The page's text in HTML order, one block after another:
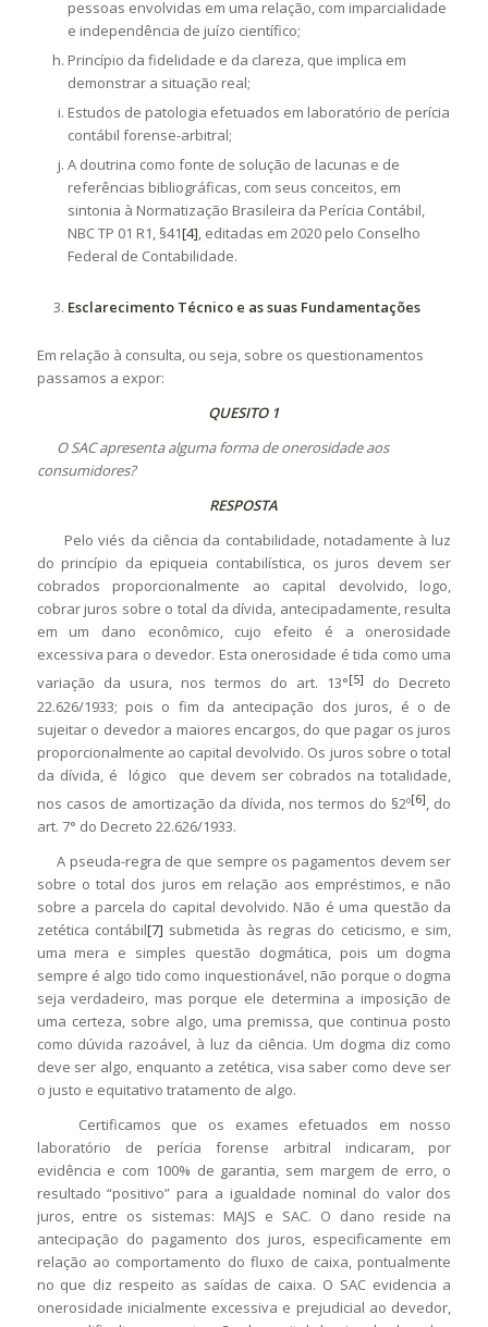
pessoas envolvidas em uma relação, com imparcialidade
e independência de juízo científico;
Princípio da fidelidade e da clareza, que implica em
demonstrar a situação real;
Estudos de patologia efetuados em laboratório de perícia
contábil forense-arbitral;
A doutrina como fonte de solução de lacunas e de
referências bibliográficas, com seus conceitos, em
sintonia à Normatização Brasileira da Perícia Contábil,
NBC TP 01 R1, §41[4], editadas em 2020 pelo Conselho
Federal de Contabilidade.
Esclarecimento Técnico e as suas Fundamentações
Em relação à consulta, ou seja, sobre os questionamentos
passamos a expor:
QUESITO 1
O SAC apresenta alguma forma de onerosidade aos
consumidores?
RESPOSTA
Pelo viés da ciência da contabilidade, notadamente à luz
do princípio da epiqueia contabilística, os juros devem ser
cobrados proporcionalmente ao capital devolvido, logo,
cobrar juros sobre o total da dívida, antecipadamente, resulta
em um dano econômico, cujo efeito é a onerosidade
excessiva para o devedor. Esta onerosidade é tida como uma
variação da usura, nos termos do art. 13°[5]
do Decreto
22.626/1933; pois o fim da antecipação dos juros, é o de
sujeitar o devedor a maiores encargos, do que pagar os juros
proporcionalmente ao capital devolvido. Os juros sobre o total
da dívida, é lógico que devem ser cobrados na totalidade,
nos casos de amortização da dívida, nos termos do §2º[6], do
art. 7° do Decreto 22.626/1933.
A pseuda-regra de que sempre os pagamentos devem ser
sobre o total dos juros em relação aos empréstimos, e não
sobre a parcela do capital devolvido. Não é uma questão da
zetética contábil[7] submetida às regras do ceticismo, e sim,
uma mera e simples questão dogmática, pois um dogma
sempre é algo tido como inquestionável, não porque o dogma
seja verdadeiro, mas porque ele determina a imposição de
uma certeza, sobre algo, uma premissa, que continua posto
como dúvida razoável, à luz da ciência. Um dogma diz como
deve ser algo, enquanto a zetética, visa saber como deve ser
o justo e equitativo tratamento de algo.
Certificamos que os exames efetuados em nosso
laboratório de perícia forense arbitral indicaram, por
evidência e com 100% de garantia, sem margem de erro, o
resultado “positivo” para a igualdade nominal do valor dos
juros, entre os sistemas: MAJS e SAC. O dano reside na
antecipação do pagamento dos juros, especificamente em
relação ao comportamento do fluxo de caixa, pontualmente
no que diz respeito as saídas de caixa. O SAC evidencia a
onerosidade inicialmente excessiva e prejudicial ao devedor,